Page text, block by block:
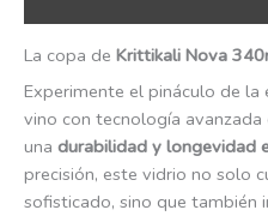
La copa de Krittikali Nova
Experimente el pináculo de la
vino con tecnología
una durabilidad y longevidad
precisión, este vidrio no solo
sofisticado, sino que también